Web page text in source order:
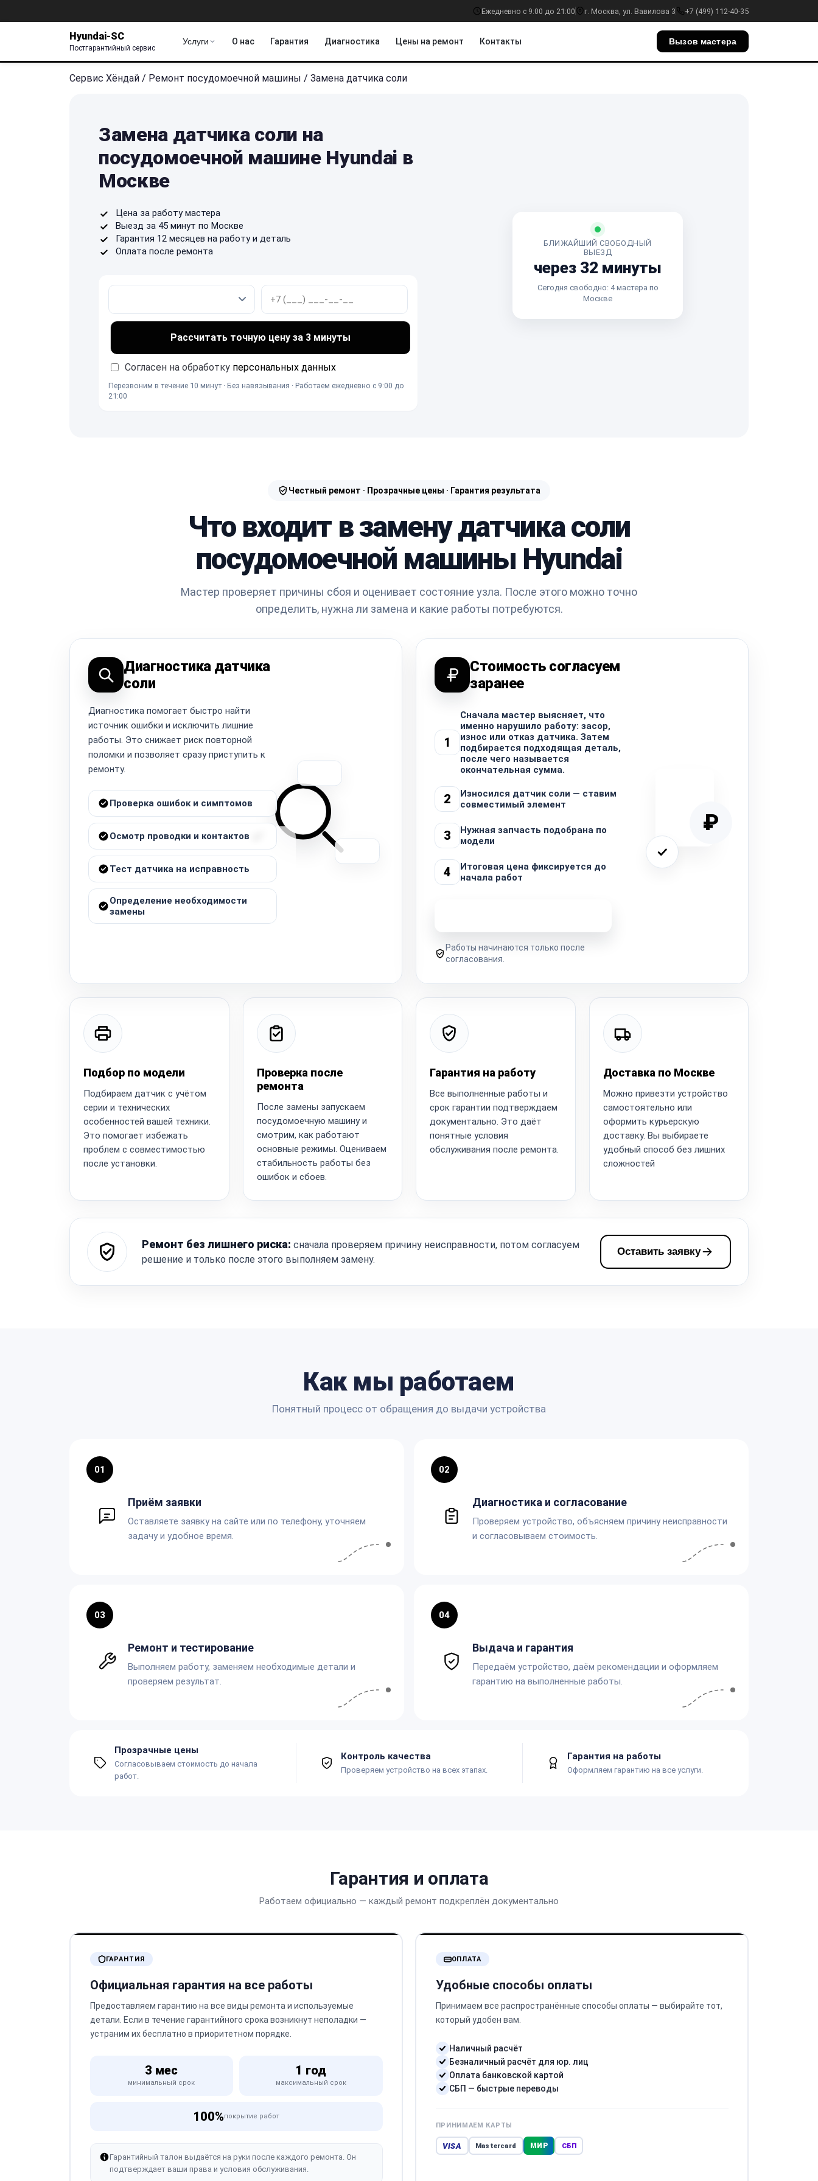
Ежедневно с 9:00 до 21:00 г. Москва, ул. Вавилова 3 +7 (499) 112-40-35
Hyundai-SC
Постгарантийный сервис
Услуги О нас Гарантия Диагностика Цены на ремонт Контакты Вызов мастера
Сервис Хёндай / Ремонт посудомоечной машины / Замена датчика соли
Замена датчика соли на
посудомоечной машине Hyundai в
Москве
Цена за работу мастера
Выезд за 45 минут по Москве
Гарантия 12 месяцев на работу и деталь
Оплата после ремонта
Рассчитать точную цену за 3 минуты
Согласен на обработку персональных данных
Перезвоним в течение 10 минут · Без навязывания · Работаем ежедневно с 9:00 до
21:00
БЛИЖАЙШИЙ СВОБОДНЫЙ
ВЫЕЗД
через 32 минуты
Сегодня свободно: 4 мастера по
Москве
Честный ремонт · Прозрачные цены · Гарантия результата
Что входит в замену датчика соли
посудомоечной машины Hyundai
Мастер проверяет причины сбоя и оценивает состояние узла. После этого можно точно
определить, нужна ли замена и какие работы потребуются.
Диагностика датчика
соли
Диагностика помогает быстро найти
источник ошибки и исключить лишние
работы. Это снижает риск повторной
поломки и позволяет сразу приступить к
ремонту.
Проверка ошибок и симптомов
Осмотр проводки и контактов
Тест датчика на исправность
Определение необходимости
замены
Стоимость согласуем
заранее
1
Сначала мастер выясняет, что
именно нарушило работу: засор,
износ или отказ датчика. Затем
подбирается подходящая деталь,
после чего называется
окончательная сумма.
2
Износился датчик соли — ставим
совместимый элемент
3
Нужная запчасть подобрана по
модели
4
Итоговая цена фиксируется до
начала работ
Работы начинаются только после
согласования.
₽
Подбор по модели
Подбираем датчик с учётом
серии и технических
особенностей вашей техники.
Это помогает избежать
проблем с совместимостью
после установки.
Проверка после
ремонта
После замены запускаем
посудомоечную машину и
смотрим, как работают
основные режимы. Оцениваем
стабильность работы без
ошибок и сбоев.
Гарантия на работу
Все выполненные работы и
срок гарантии подтверждаем
документально. Это даёт
понятные условия
обслуживания после ремонта.
Доставка по Москве
Можно привезти устройство
самостоятельно или
оформить курьерскую
доставку. Вы выбираете
удобный способ без лишних
сложностей
Ремонт без лишнего риска: сначала проверяем причину неисправности, потом согласуем
решение и только после этого выполняем замену.
Оставить заявку
Как мы работаем
Понятный процесс от обращения до выдачи устройства
01
Приём заявки
Оставляете заявку на сайте или по телефону, уточняем
задачу и удобное время.
02
Диагностика и согласование
Проверяем устройство, объясняем причину неисправности
и согласовываем стоимость.
03
Ремонт и тестирование
Выполняем работу, заменяем необходимые детали и
проверяем результат.
04
Выдача и гарантия
Передаём устройство, даём рекомендации и оформляем
гарантию на выполненные работы.
Прозрачные цены
Согласовываем стоимость до начала
работ.
Контроль качества
Проверяем устройство на всех этапах.
Гарантия на работы
Оформляем гарантию на все услуги.
Гарантия и оплата
Работаем официально — каждый ремонт подкреплён документально
ГАРАНТИЯ
Официальная гарантия на все работы
Предоставляем гарантию на все виды ремонта и используемые
детали. Если в течение гарантийного срока возникнут неполадки —
устраним их бесплатно в приоритетном порядке.
3 мес
минимальный срок
1 год
максимальный срок
100%покрытие работ
Гарантийный талон выдаётся на руки после каждого ремонта. Он
подтверждает ваши права и условия обслуживания.
ОПЛАТА
Удобные способы оплаты
Принимаем все распространённые способы оплаты — выбирайте тот,
который удобен вам.
Наличный расчёт
Безналичный расчёт для юр. лиц
Оплата банковской картой
СБП — быстрые переводы
ПРИНИМАЕМ КАРТЫ
VISA Mastercard МИР СБП